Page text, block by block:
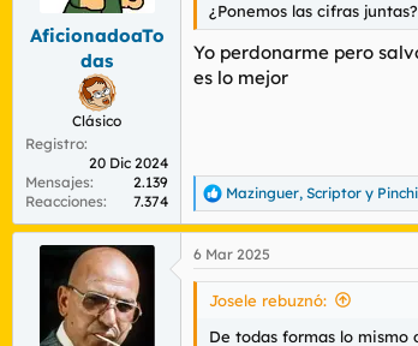
AficionadoaTo
das
Clásico
Registro
20 Dic 2024
Mensajes
2.139
Reacciones
7.374
¿Ponemos las cifras
Yo perdonarme pero
es lo mejor
R
e
a
c
c
Mazinguer, Scriptor y
6 Mar 2025
Josele rebuznó:
De todas formas lo